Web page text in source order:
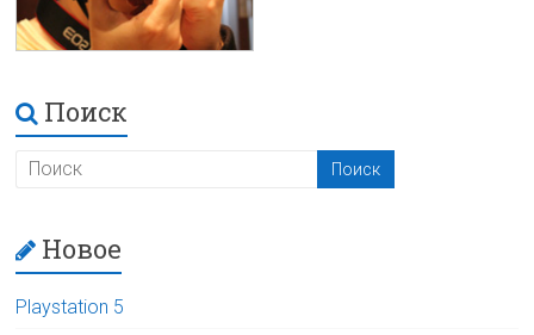
Поиск
Новое
Playstation 5